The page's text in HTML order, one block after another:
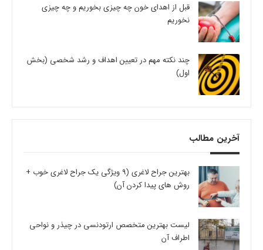
قبل از اهدای خون چه چیزی بخوریم و چه چیزی
نخوریم
چند نکته مهم در تعیین اهداف و رشد شخصی (بخش
اول)
آخرین مطالب
بهترین جراح لاغری (9 ویژگی یک جراح لاغری خوب +
روش های پیدا کردن آن)
لیست بهترین متخصص ارتودنسی در چیذر و نواحی
اطراف آن